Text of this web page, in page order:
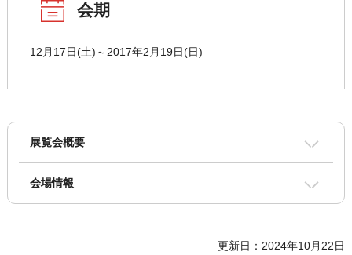
会期
12月17日(土)～2017年2月19日(日)
展覧会概要
会場情報
更新日：2024年10月22日